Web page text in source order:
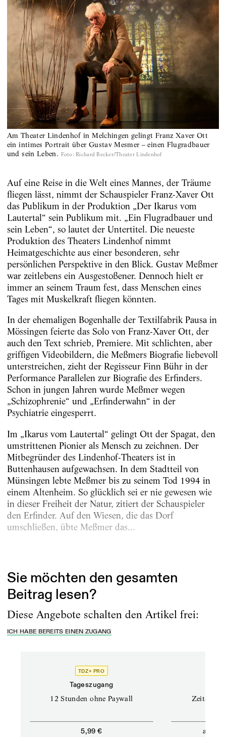
Am Theater Lindenhof in Melchingen gelingt Franz Xaver Ott
ein intimes Portrait über Gustav Mesmer – einen Flugradbauer
und sein Leben. Foto: Richard Becker/Theater Lindenhof
Auf eine Reise in die Welt eines Mannes, der Träume
fliegen lässt, nimmt der Schauspieler Franz-Xaver Ott
das Publikum in der Produktion „Der Ikarus vom
Lautertal“ sein Publikum mit. „Ein Flugradbauer und
sein Leben“, so lautet der Untertitel. Die neueste
Produktion des Theaters Lindenhof nimmt
Heimatgeschichte aus einer besonderen, sehr
persönlichen Perspektive in den Blick. Gustav Meßmer
war zeitlebens ein Ausgestoßener. Dennoch hielt er
immer an seinem Traum fest, dass Menschen eines
Tages mit Muskelkraft fliegen könnten.
In der ehemaligen Bogenhalle der Textilfabrik Pausa in
Mössingen feierte das Solo von Franz-Xaver Ott, der
auch den Text schrieb, Premiere. Mit schlichten, aber
griffigen Videobildern, die Meßmers Biografie liebevoll
unterstreichen, zieht der Regisseur Finn Bühr in der
Performance Parallelen zur Biografie des Erfinders.
Schon in jungen Jahren wurde Meßmer wegen
„Schizophrenie“ und „Erfinderwahn“ in der
Psychiatrie eingesperrt.
Im „Ikarus vom Lautertal“ gelingt Ott der Spagat, den
umstrittenen Pionier als Mensch zu zeichnen. Der
Mitbegründer des Lindenhof-Theaters ist in
Buttenhausen aufgewachsen. In dem Stadtteil von
Münsingen lebte Meßmer bis zu seinem Tod 1994 in
einem Altenheim. So glücklich sei er nie gewesen wie
in dieser Freiheit der Natur, zitiert der Schauspieler
den Erfinder. Auf den Wiesen, die das Dorf
umschließen, übte Meßmer das...
Sie möchten den gesamten
Beitrag lesen?
Diese Angebote schalten den Artikel frei:
ICH HABE BEREITS EINEN ZUGANG
TDZ+ PRO
Tageszugang
12 Stunden ohne Paywall
5,99 € ab